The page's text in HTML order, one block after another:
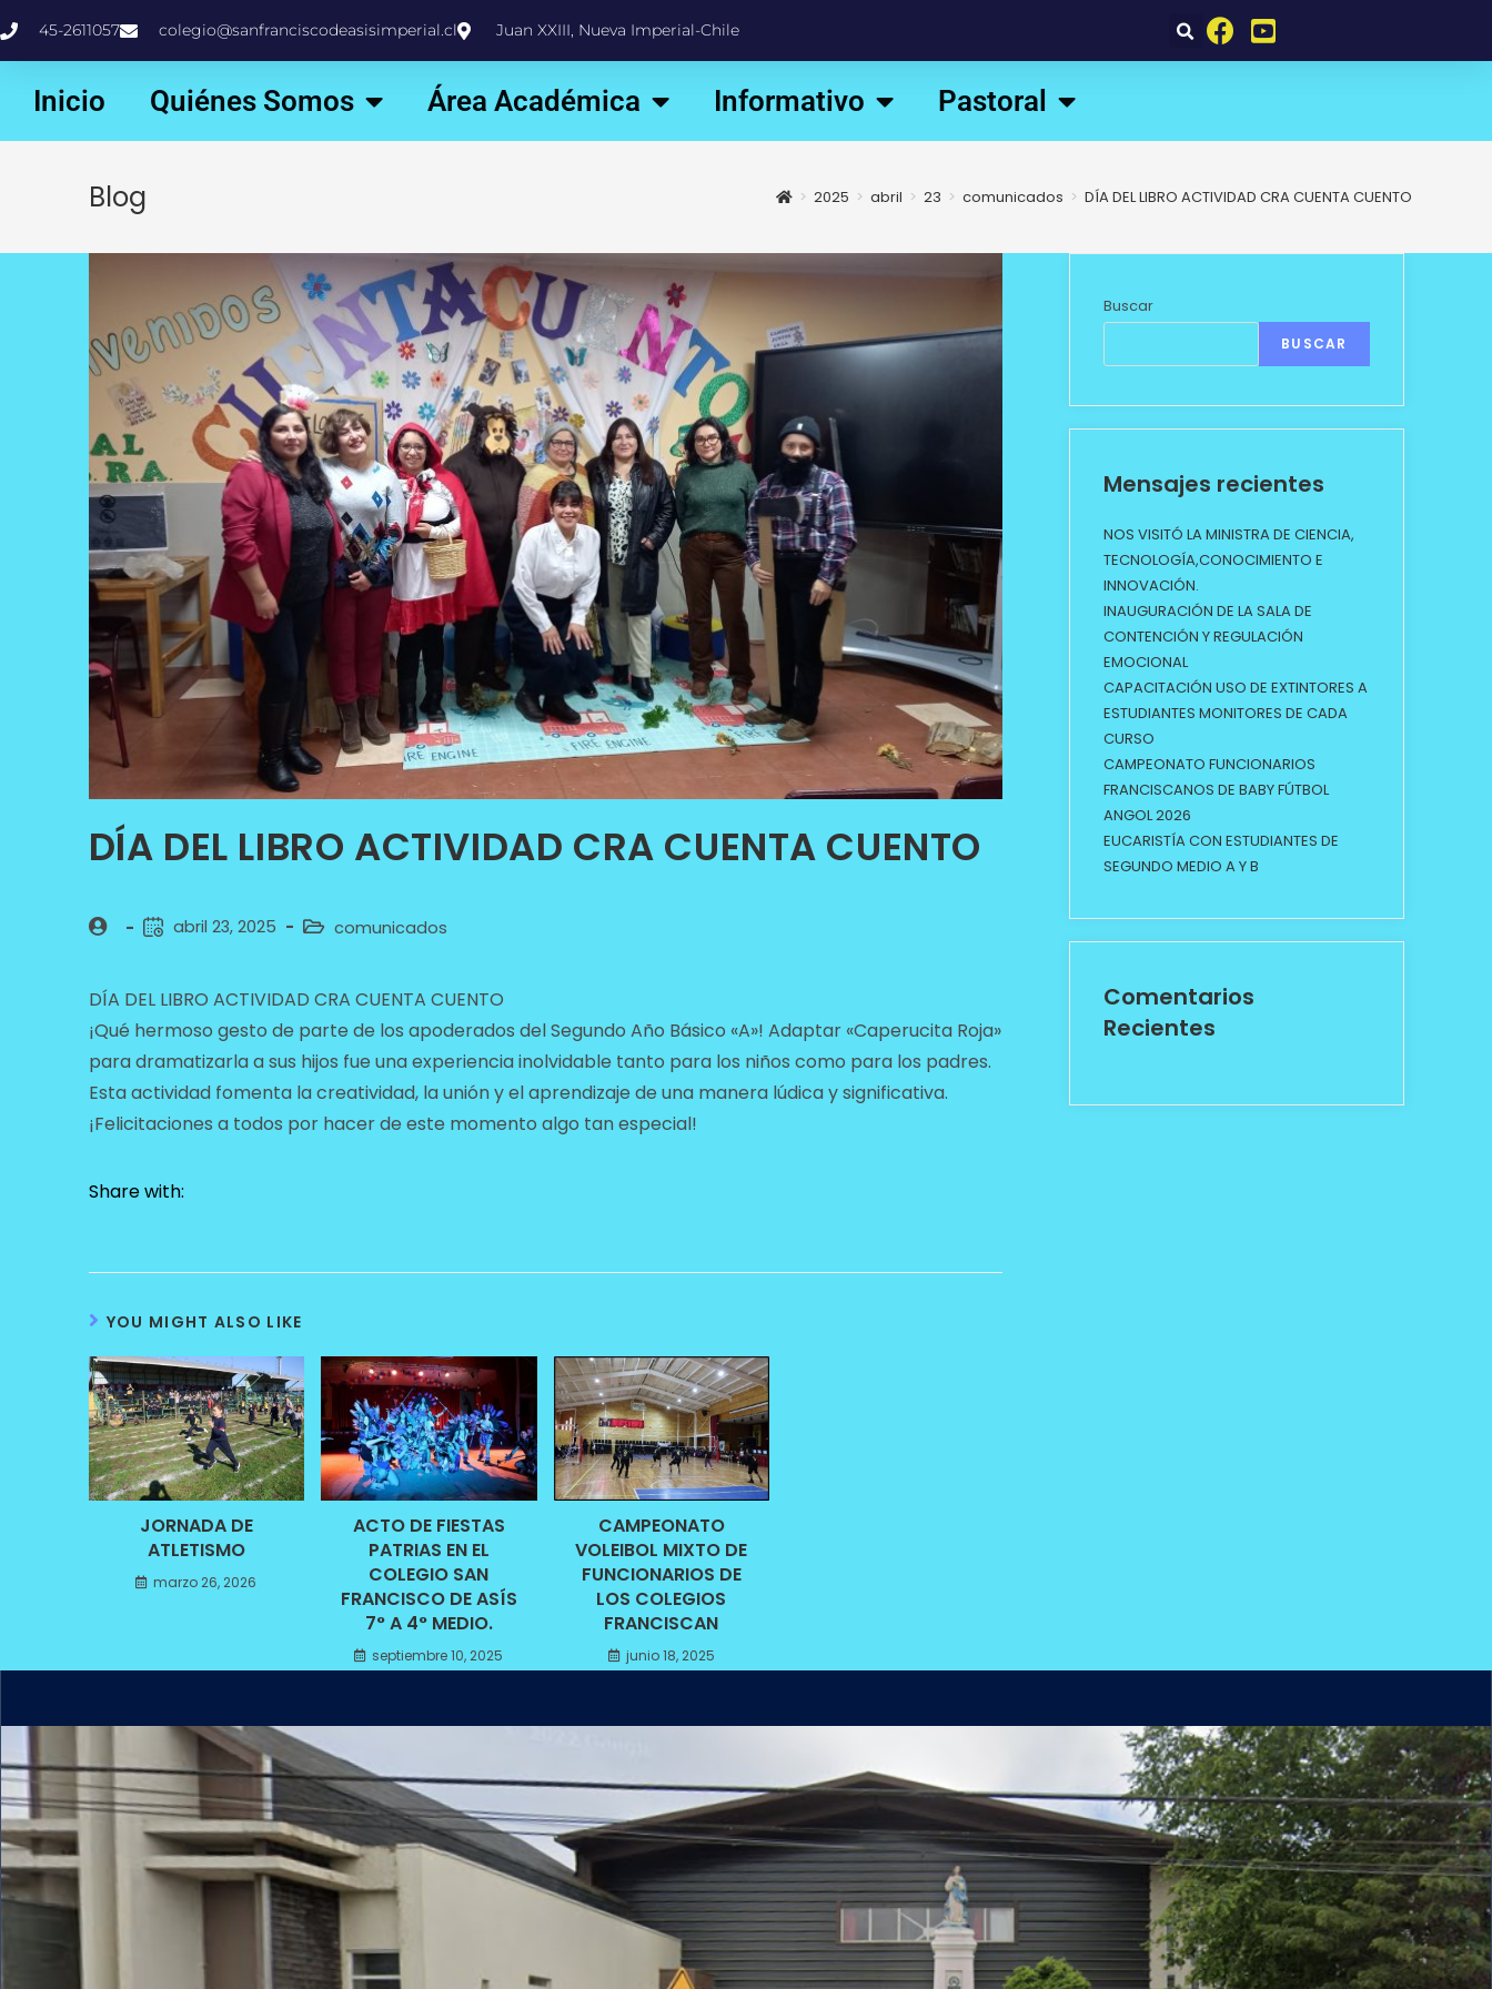
45-2611057 colegio@sanfranciscodeasisimperial.cl Juan XXIII, Nueva Imperial-Chile
Inicio Quiénes Somos Área Académica Informativo Pastoral
Blog > 2025 > abril > 23 > comunicados > DÍA DEL LIBRO ACTIVIDAD CRA CUENTA CUENTO
DÍA DEL LIBRO ACTIVIDAD CRA CUENTA CUENTO
abril 23, 2025 comunicados
DÍA DEL LIBRO ACTIVIDAD CRA CUENTA CUENTO
¡Qué hermoso gesto de parte de los apoderados del Segundo Año Básico «A»! Adaptar «Caperucita Roja»
para dramatizarla a sus hijos fue una experiencia inolvidable tanto para los niños como para los padres.
Esta actividad fomenta la creatividad, la unión y el aprendizaje de una manera lúdica y significativa.
¡Felicitaciones a todos por hacer de este momento algo tan especial!
Share with:
YOU MIGHT ALSO LIKE
JORNADA DE
ATLETISMO
marzo 26, 2026
ACTO DE FIESTAS
PATRIAS EN EL
COLEGIO SAN
FRANCISCO DE ASÍS
7° A 4° MEDIO.
septiembre 10, 2025
CAMPEONATO
VOLEIBOL MIXTO DE
FUNCIONARIOS DE
LOS COLEGIOS
FRANCISCAN
junio 18, 2025
Buscar
BUSCAR
Mensajes recientes
NOS VISITÓ LA MINISTRA DE CIENCIA,
TECNOLOGÍA,CONOCIMIENTO E
INNOVACIÓN.
INAUGURACIÓN DE LA SALA DE
CONTENCIÓN Y REGULACIÓN
EMOCIONAL
CAPACITACIÓN USO DE EXTINTORES A
ESTUDIANTES MONITORES DE CADA
CURSO
CAMPEONATO FUNCIONARIOS
FRANCISCANOS DE BABY FÚTBOL
ANGOL 2026
EUCARISTÍA CON ESTUDIANTES DE
SEGUNDO MEDIO A Y B
Comentarios
Recientes